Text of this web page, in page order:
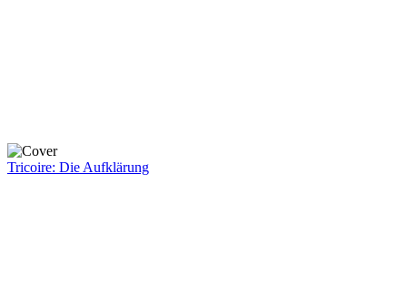
Tricoire: Die Aufklärung